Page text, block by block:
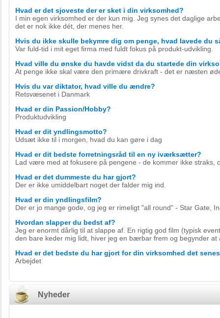
Hvad er det sjoveste der er sket i din virksomhed?
I min egen virksomhed er der kun mig. Jeg synes det daglige
det er nok ikke dét, der menes her.
Hvis du ikke skulle bekymre dig om penge, hvad lavede du
Var fuld-tid i mit eget firma med fuldt fokus på produkt-udvikling.
Hvad ville du ønske du havde vidst da du startede din
At penge ikke skal være den primære drivkraft - det er næsten
Hvis du var diktator, hvad ville du ændre?
Retsvæsenet i Danmark
Hvad er din Passion/Hobby?
Produktudvikling
Hvad er dit yndlingsmotto?
Udsæt ikke til i morgen, hvad du kan gøre i dag
Hvad er dit bedste forretningsråd til en ny iværksætter?
Lad være med at fokusere på pengene - de kommer ikke straks,
Hvad er det dummeste du har gjort?
Der er ikke umiddelbart noget der falder mig ind.
Hvad er din yndlingsfilm?
Der er jo mange gode, og jeg er rimeligt "all round" - Star Gate,
Hvordan slapper du bedst af?
Jeg er enormt dårlig til at slappe af. En rigtig god film (typisk
den bare keder mig lidt, hiver jeg en bærbar frem og begynder at
Hvad er det bedste du har gjort for din virksomhed det
Arbejdet
Nyheder